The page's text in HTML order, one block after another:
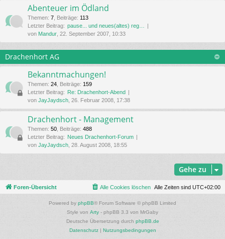
Abenteuer im Ödland
Themen: 7 Beiträge: 113
Letzter Beitrag: pause... und neues(altes) reg…
von Mandur , 22. September 2007, 10:33
Drachenhort AG
Bekanntmachungen!
Themen: 24 Beiträge: 159
Letzter Beitrag: Re: Drachenhort-Abend
von JayJaydsch , 26. Februar 2008, 17:38
Drachenhort - Management
Themen: 50 Beiträge: 488
Letzter Beitrag: Neues Drachenhort-Forum
von JayJaydsch , 28. August 2008, 18:55
Gehe zu
Foren-Übersicht Alle Zeiten sind UTC+02:00
Alle Cookies löschen
Powered by phpBB® Forum Software © phpBB Limited
Style von Arty - phpBB 3.3 von MrGaby
Deutsche Übersetzung durch phpBB.de
Datenschutz| Nutzungsbedingungen